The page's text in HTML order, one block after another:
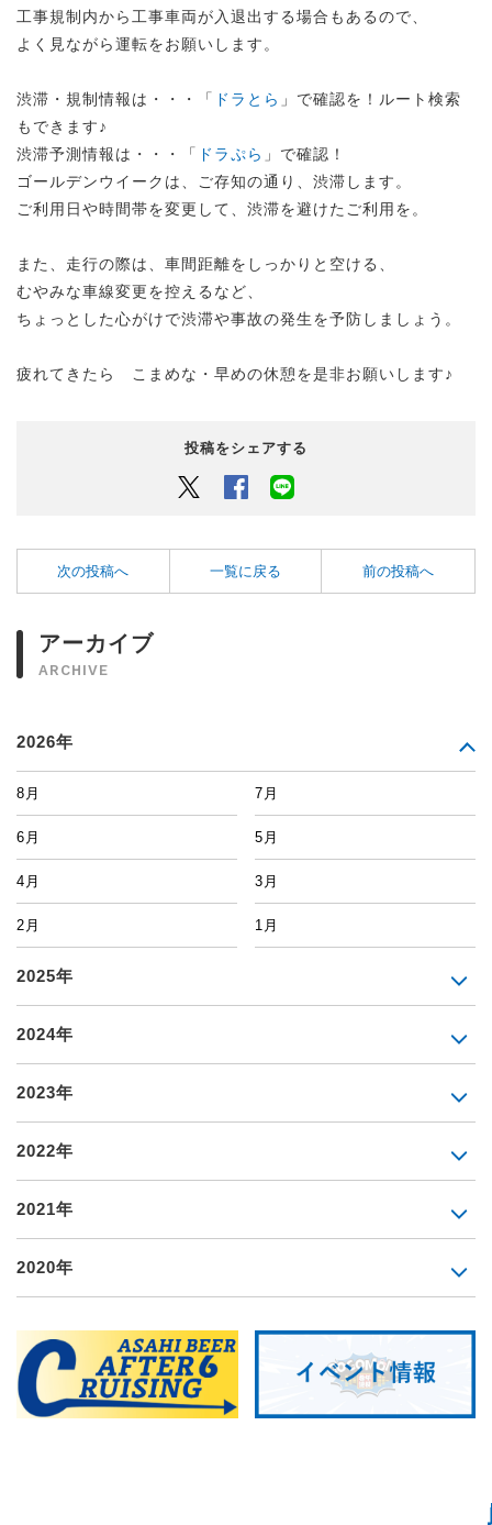
工事規制内から工事車両が入退出する場合もあるので、
よく見ながら運転をお願いします。
渋滞・規制情報は・・・「 ドラとら 」で確認を！ルート検索
もできます♪
渋滞予測情報は・・・「 ドラぷら 」で確認！
ゴールデンウイークは、ご存知の通り、渋滞します。
ご利用日や時間帯を変更して、渋滞を避けたご利用を。
また、走行の際は、車間距離をしっかりと空ける、
むやみな車線変更を控えるなど、
ちょっとした心がけで渋滞や事故の発生を予防しましょう。
疲れてきたら こまめな・早めの休憩を是非お願いします♪
投稿をシェアする
Twitter Facebook
次の投稿へ 一覧に戻る 前の投稿へ
アーカイブ
ARCHIVE
2026年
8月 7月
6月 5月
4月 3月
2月 1月
2025年
2024年
2023年
2022年
2021年
2020年